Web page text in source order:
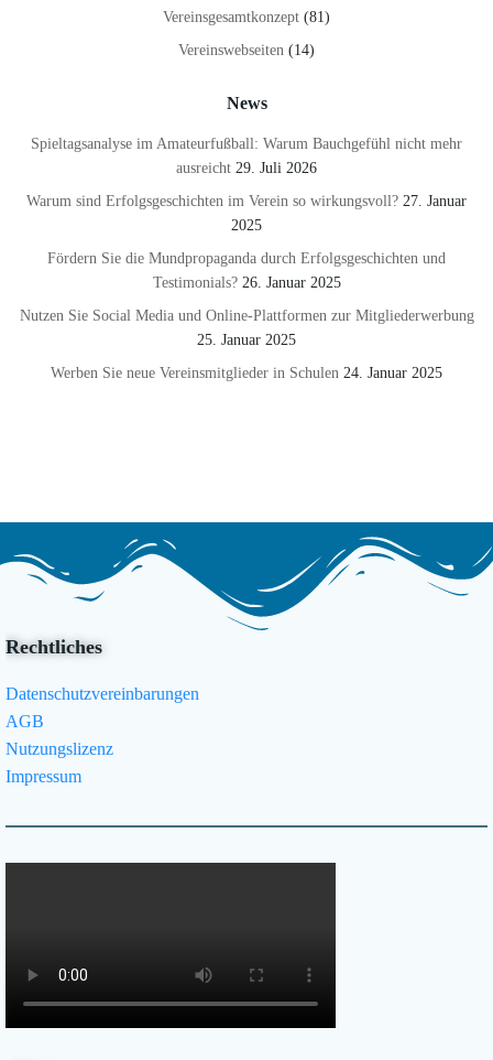
Vereinsgesamtkonzept (81)
Vereinswebseiten (14)
News
Spieltagsanalyse im Amateurfußball: Warum Bauchgefühl nicht mehr
ausreicht 29. Juli 2026
Warum sind Erfolgsgeschichten im Verein so wirkungsvoll? 27. Januar
2025
Fördern Sie die Mundpropaganda durch Erfolgsgeschichten und
Testimonials? 26. Januar 2025
Nutzen Sie Social Media und Online-Plattformen zur Mitgliederwerbung
25. Januar 2025
Werben Sie neue Vereinsmitglieder in Schulen 24. Januar 2025
Rechtliches
Datenschutzvereinbarungen
AGB
Nutzungslizenz
Impressum